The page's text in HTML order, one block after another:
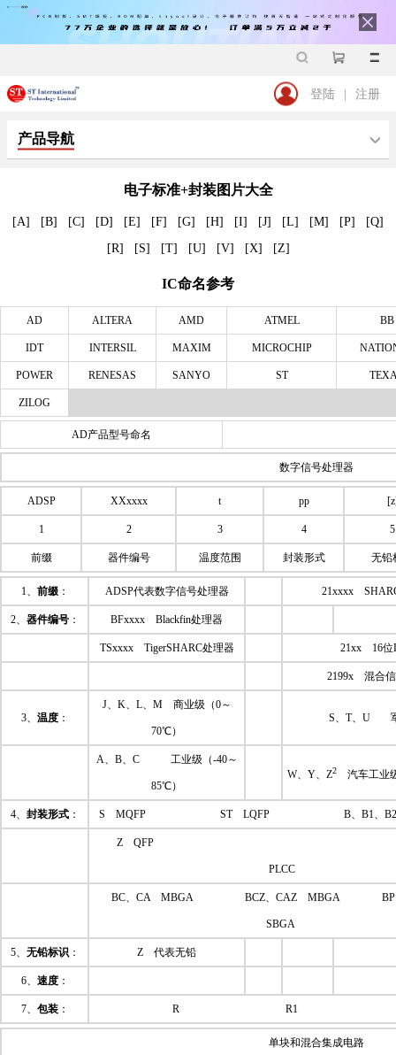
登陆 | 注册
产品导航
电子标准+封装图片大全
[A] [B] [C] [D] [E] [F] [G] [H] [I] [J] [L] [M] [P]
[Q]
[R]
[S] [T] [U] [V] [X] [Z]
IC命名参考
AD ALTERA AMD ATMEL BB
IDT INTERSIL MAXIM MICROCHIP
POWER RENESAS SANYO ST
ZILOG
AD产品型号命名
数字信号处理器
ADSP XXxxxx t pp
1 2 3 4 5
前缀 器件编号 温度范围 封装形式 无铅
1、 前缀： ADSP代表数字信号处理器 21xxxx
2、 器件编号： BFxxxx Blackfin处理器
TSxxxx TigerSHARC处理器 21xx 16位
2199x 混合信
3、 温度：
J、K、L、M 商业级（0～
70℃）
S、T、U 军
A、B、C 工业级（-40～
85℃）
W、Y、Z2汽车工业
4、 封装形式： S MQFP ST LQFP B、B1、B2
Z QFP
PLCC G
BC、CA MBGA BCZ
SBGA SW
5、 无铅标识： Z 代表无铅
6、 速度：
7、 包装： R R1 R2
单块和混合集成电路